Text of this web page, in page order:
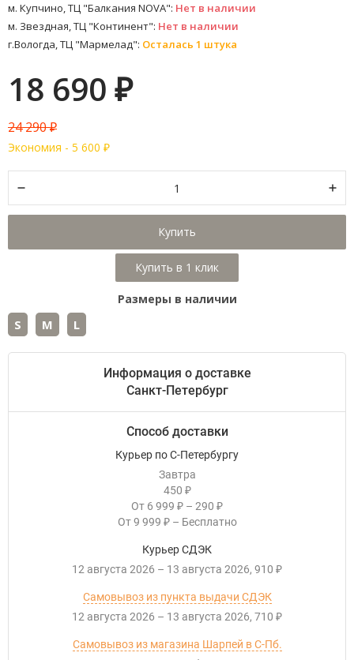
м. Купчино, ТЦ "Балкания NOVA": Нет в наличии
м. Звездная, ТЦ "Континент": Нет в наличии
г.Вологда, ТЦ "Мармелад": Осталась 1 штука
18 690 ₽
24 290₽
Экономия - 5 600 ₽
Купить
Размеры в наличии
S M L
Информация о доставке
Санкт-Петербург
Способ доставки
Курьер по С-Петербургу
Завтра
450 ₽
От 6 999 ₽ – 290 ₽
От 9 999 ₽ – Бесплатно
Курьер СДЭК
12 августа 2026 – 13 августа 2026 910 ₽
Самовывоз из пункта выдачи СДЭК
12 августа 2026 – 13 августа 2026 710 ₽
Самовывоз из магазина Шарпей в С-Пб.